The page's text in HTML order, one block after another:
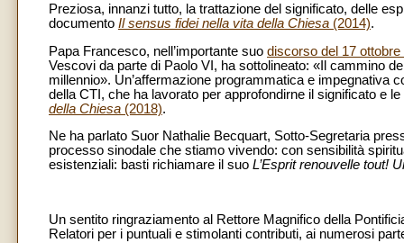
Preziosa, innanzi tutto, la trattazione del significato, delle
documento Il sensus fidei nella vita della Chiesa (2014).
Papa Francesco, nell’importante suo discorso del 17 ottobre
Vescovi da parte di Paolo VI, ha sottolineato: «Il cammino
millennio». Un’affermazione programmatica e impegnativa
della CTI, che ha lavorato per approfondirne il significato e
della Chiesa (2018).
Ne ha parlato Suor Nathalie Becquart, Sotto-Segretaria
processo sinodale che stiamo vivendo: con sensibilità
esistenziali: basti richiamare il suo L’Esprit renouvelle tout!
Un sentito ringraziamento al Rettore Magnifico della
Relatori per i puntuali e stimolanti contributi, ai numerosi